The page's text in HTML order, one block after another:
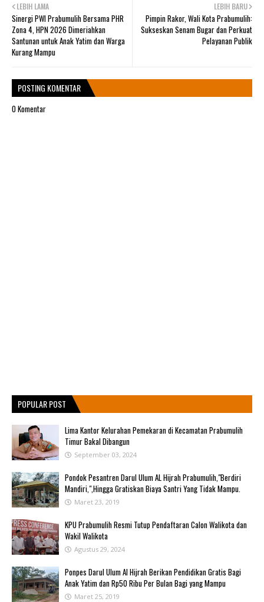
LEBIH BARU
Pimpin Rakor, Wali Kota Prabumulih:
Sukseskan Senam Bugar dan Perkuat
Pelayanan Publik
LEBIH LAMA
Sinergi PWI Prabumulih Bersama PHR
Zona 4, HPN 2026 Dimeriahkan
Santunan untuk Anak Yatim dan Warga
Kurang Mampu
POSTING KOMENTAR
0 Komentar
POPULAR POST
Lima Kantor Kelurahan Pemekaran di Kecamatan Prabumulih
Timur Bakal Dibangun
September 03, 2024
Pondok Pesantren Darul Ulum AL Hijrah Prabumulih,"Berdiri
Mandiri,",Hingga Gratiskan Biaya Santri Yang Tidak Mampu.
Maret 23, 2019
KPU Prabumulih Resmi Tutup Pendaftaran Calon Walikota dan
Wakil Walikota
Agustus 29, 2024
Ponpes Darul Ulum Al Hijrah Berikan Pendidikan Gratis Bagi
Anak Yatim dan Rp50 Ribu Per Bulan Bagi yang Mampu
Maret 25, 2019